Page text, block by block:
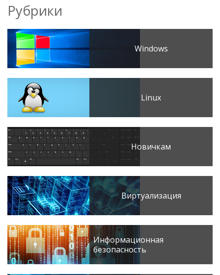
Рубрики
Windows
Linux
Новичкам
Виртуализация
Информационная
безопасность